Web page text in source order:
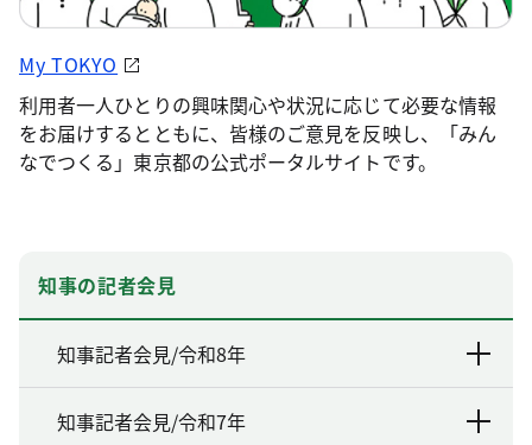
My TOKYO
利用者一人ひとりの興味関心や状況に応じて必要な情報
をお届けするとともに、皆様のご意見を反映し、「みん
なでつくる」東京都の公式ポータルサイトです。
知事の記者会見
知事記者会見/令和8年
知事記者会見/令和7年